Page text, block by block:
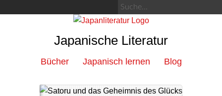
Japanische Literatur
Bücher Japanisch lernen Blog